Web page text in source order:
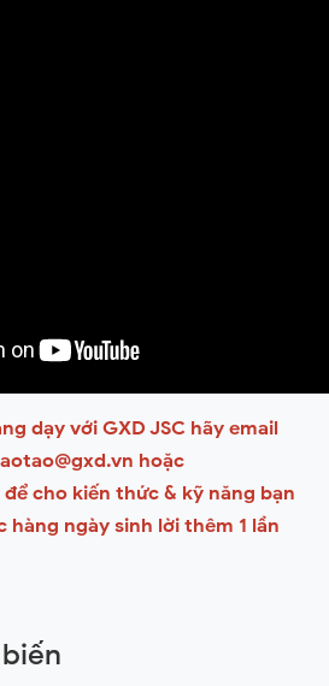
dạy với GXD JSC hãy email
hoặc
cho kiến thức & kỹ năng bạn
ngày sinh lời thêm 1 lần